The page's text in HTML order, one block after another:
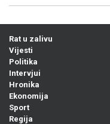
Rat u zalivu
Vijesti
Politika
Intervjui
Hronika
Ekonomija
Sport
Regija